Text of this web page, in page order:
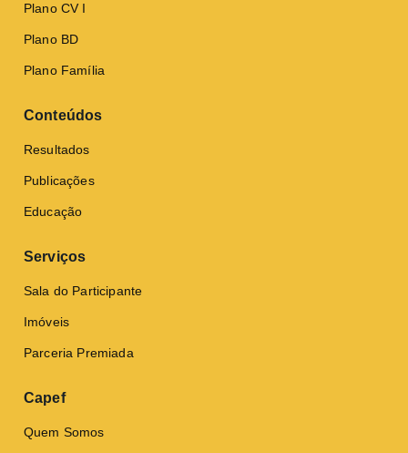
Plano CV I
Plano BD
Plano Família
Conteúdos
Resultados
Publicações
Educação
Serviços
Sala do Participante
Imóveis
Parceria Premiada
Capef
Quem Somos